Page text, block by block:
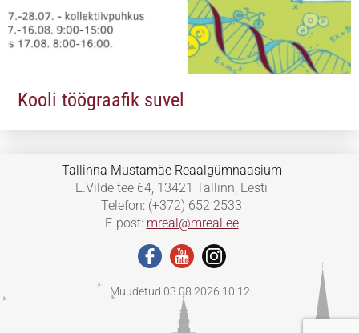
Kooli töögraafik suvel
Tallinna Mustamäe Reaalgümnaasium
E.Vilde tee 64, 13421 Tallinn, Eesti
Telefon: (+372) 652 2533
E-post: mreal@mreal.ee
Muudetud 03.08.2026 10:12